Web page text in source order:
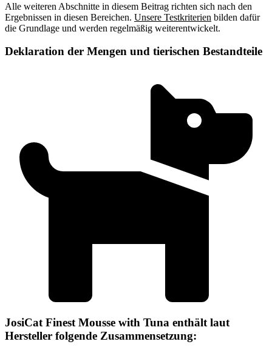
Alle weiteren Abschnitte in diesem Beitrag richten sich nach den
Ergebnissen in diesen Bereichen. Unsere Testkriterien bilden dafür
die Grundlage und werden regelmäßig weiterentwickelt.
Deklaration der Mengen und tierischen Bestandteile
JosiCat Finest Mousse with Tuna enthält laut
Hersteller folgende Zusammensetzung: